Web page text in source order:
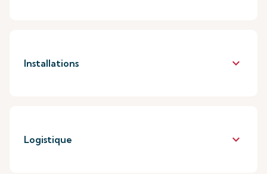
Installations keyboard_arrow_down
Logistique keyboard_arrow_down